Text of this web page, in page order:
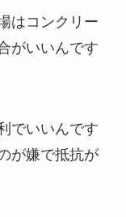
はコンクリー
がいいんです
でいいんです
が嫌で抵抗が